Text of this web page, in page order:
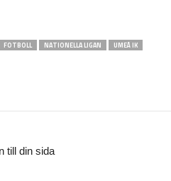
FOTBOLL NATIONELLA LIGAN
UMEÅ IK
till din sida